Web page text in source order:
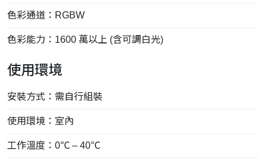
色彩通道：RGBW
色彩能力：1600 萬以上 (含可調白光)
使用環境
安裝方式：需自行組裝
使用環境：室內
工作溫度：0℃ – 40℃